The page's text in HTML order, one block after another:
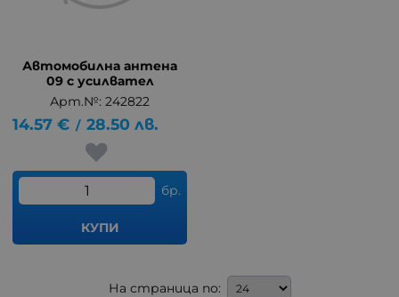
Автомобилна антена
09 с усилвател
Арт.№: 242822
14.57 € / 28.50 лв.
бр.
КУПИ
На страница по: